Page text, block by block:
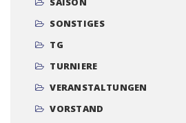
SONSTIGES
TG
TURNIERE
VERANSTALTUNGEN
VORSTAND